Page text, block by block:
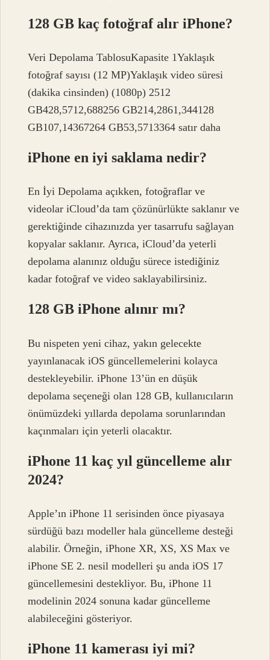
128 GB kaç fotoğraf alır iPhone?
Veri Depolama TablosuKapasite 1Yaklaşık
fotoğraf sayısı (12 MP)Yaklaşık video süresi
(dakika cinsinden) (1080p) 2512
GB428,5712,688256 GB214,2861,344128
GB107,14367264 GB53,5713364 satır daha
iPhone en iyi saklama nedir?
En İyi Depolama açıkken, fotoğraflar ve
videolar iCloud’da tam çözünürlükte saklanır ve
gerektiğinde cihazınızda yer tasarrufu sağlayan
kopyalar saklanır. Ayrıca, iCloud’da yeterli
depolama alanınız olduğu sürece istediğiniz
kadar fotoğraf ve video saklayabilirsiniz.
128 GB iPhone alınır mı?
Bu nispeten yeni cihaz, yakın gelecekte
yayınlanacak iOS güncellemelerini kolayca
destekleyebilir. iPhone 13’ün en düşük
depolama seçeneği olan 128 GB, kullanıcıların
önümüzdeki yıllarda depolama sorunlarından
kaçınmaları için yeterli olacaktır.
iPhone 11 kaç yıl güncelleme alır
2024?
Apple’ın iPhone 11 serisinden önce piyasaya
sürdüğü bazı modeller hala güncelleme desteği
alabilir. Örneğin, iPhone XR, XS, XS Max ve
iPhone SE 2. nesil modelleri şu anda iOS 17
güncellemesini destekliyor. Bu, iPhone 11
modelinin 2024 sonuna kadar güncelleme
alabileceğini gösteriyor.
iPhone 11 kamerası iyi mi?